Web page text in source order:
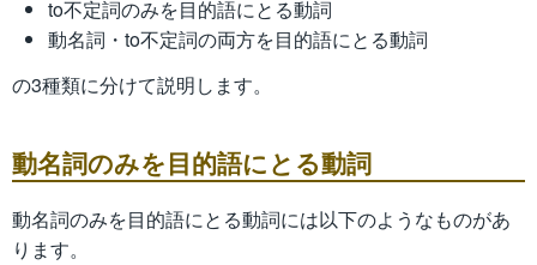
to不定詞のみを目的語にとる動詞
動名詞・to不定詞の両方を目的語にとる動詞
の3種類に分けて説明します。
動名詞のみを目的語にとる動詞
動名詞のみを目的語にとる動詞には以下のようなものがあ
ります。